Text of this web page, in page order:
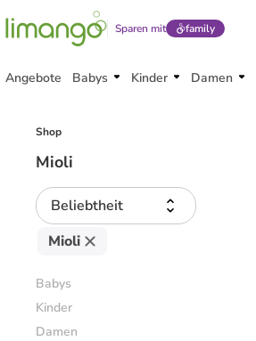
Sparen mit family
Angebote Babys Kinder Damen
Shop
Mioli
Beliebtheit
Mioli
Babys
Kinder
Damen